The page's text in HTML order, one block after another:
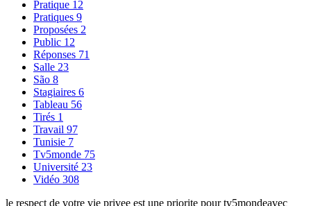
Pratique 12
Pratiques 9
Proposées 2
Public 12
Réponses 71
Salle 23
São 8
Stagiaires 6
Tableau 56
Tirés 1
Travail 97
Tunisie 7
Tv5monde 75
Université 23
Vidéo 308
le respect de votre vie privee est une priorite pour tv5mondeavec